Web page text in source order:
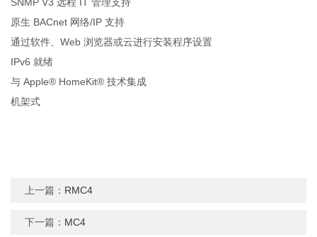
原生 BACnet 网络/IP 支持
通过软件、Web 浏览器或云进行安装程序设置
IPv6 就绪
与 Apple® HomeKit® 技术集成
机架式
上一篇： RMC4
下一篇： MC4